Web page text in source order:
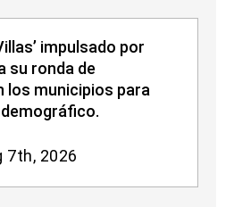
impulsado por
su ronda de
los municipios para
7th, 2026